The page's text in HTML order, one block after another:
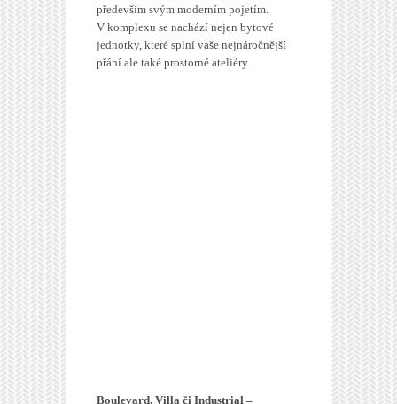
především svým moderním pojetím.
V komplexu se nachází nejen bytové
jednotky, které splní vaše nejnáročnější
přání ale také prostorné ateliéry.
Boulevard, Villa či Industrial –